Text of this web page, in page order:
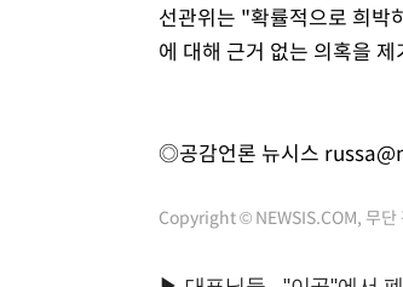
선관위는 "확률적으로 희박
에 대해 근거 없는 의혹을
◎공감언론 뉴시스
Copyright © NEWSIS.COM, 무단